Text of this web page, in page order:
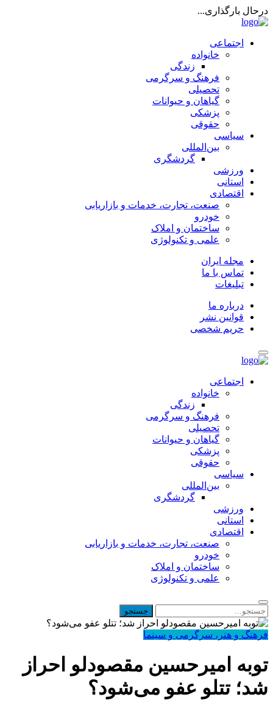
درحال بارگذاری...
اجتماعی
خانواده
زندگی
فرهنگ و سرگرمی
تحصیلی
گیاهان و حیوانات
پزشکی
حقوقی
سیاسی
بین‌المللی
گردشگری
ورزشی
استانی
اقتصادی
صنعت، تجارت، خدمات و بازاریابی
خودرو
ساختمان و املاک
علمی و تکنولوژی
مجله ایران
تماس با ما
تبلیغات
درباره ما
قوانین نشر
حریم شخصی
اجتماعی
خانواده
زندگی
فرهنگ و سرگرمی
تحصیلی
گیاهان و حیوانات
پزشکی
حقوقی
سیاسی
بین‌المللی
گردشگری
ورزشی
استانی
اقتصادی
صنعت، تجارت، خدمات و بازاریابی
خودرو
ساختمان و املاک
علمی و تکنولوژی
فرهنگ و هنر، سرگرمی و سینما
توبه امیرحسین مقصودلو احراز
شد؛ تتلو عفو می‌شود؟